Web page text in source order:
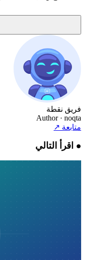
فريق نقطة
Author · noqta
متابعة↗
●اقرأ التالي